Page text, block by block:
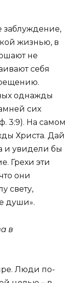
заблуждение,
жизнью, в
не
себя
однажды
сих
3:9). На самом
Христа. Дай
и увидели бы
Грехи эти
они
свету,
души».
в
Люди по-